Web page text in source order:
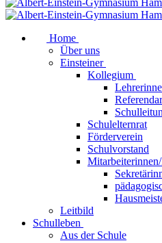
Home
Über uns
Einsteiner
Kollegium
Schulelternrat
Förderverein
Schulvorstand
Leitbild
Schulleben
Aus der Schule